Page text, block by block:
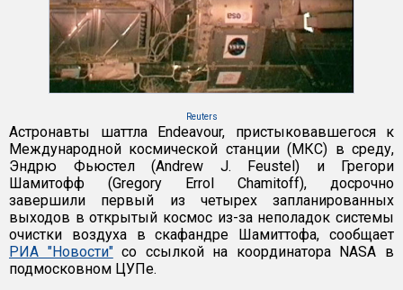
Reuters
Астронавты шаттла Endeavour, пристыковавшегося к
Международной космической станции (МКС) в среду,
Эндрю Фьюстел (Andrew J. Feustel) и Грегори
Шамитофф (Gregory Errol Chamitoff), досрочно
завершили первый из четырех запланированных
выходов в открытый космос из-за неполадок системы
очистки воздуха в скафандре Шамиттофа, сообщает
РИА "Новости"со ссылкой на координатора NASA в
подмосковном ЦУПе.